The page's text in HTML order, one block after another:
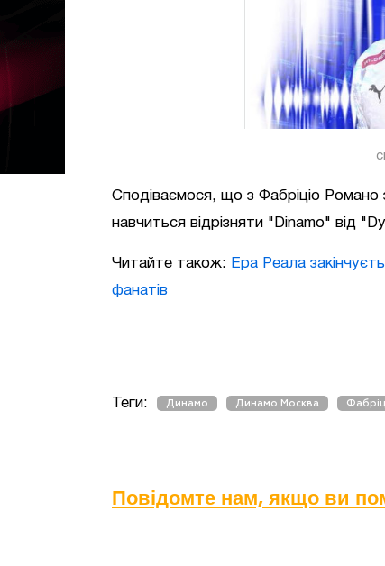
Сподіваємося, що з Фабріціо Романо
навчиться відрізняти "Dinamo" від
Читайте також: Ера Реала
фанатів
Теги: Динамо Динамо Москва
Повідомте нам, якщо ви